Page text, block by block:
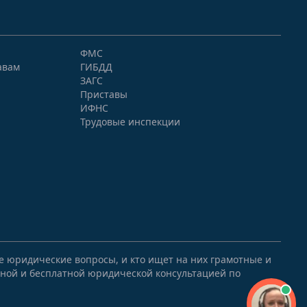
ФМС
ГИБДД
ЗАГС
Приставы
ИФНС
Трудовые инспекции
вопросы, и кто ищет на них грамотные и
и бесплатной юридической консультацией по